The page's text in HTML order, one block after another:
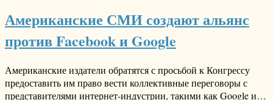
Американские СМИ создают альянс
против Facebook и Google
Американские издатели обратятся с просьбой к Конгрессу
предоставить им право вести коллективные переговоры с
представителями интернет-индустрии, такими как Google и…